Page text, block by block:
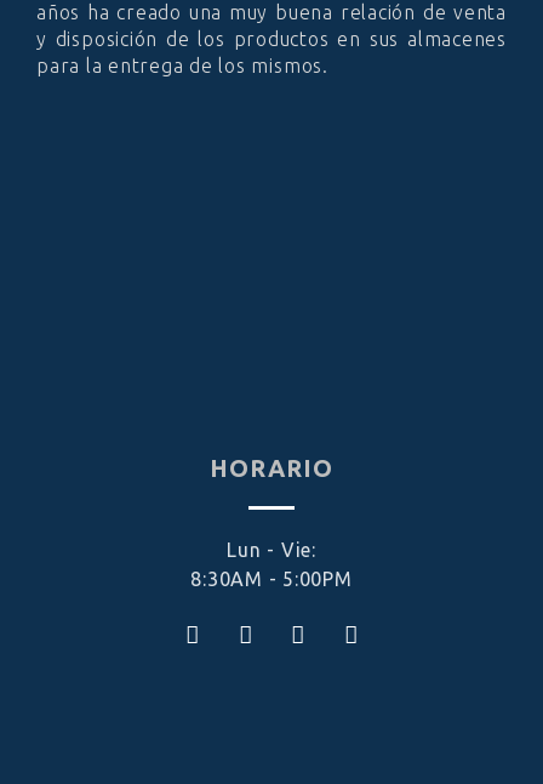
años ha creado una muy buena relación de venta
y disposición de los productos en sus almacenes
para la entrega de los mismos.
HORARIO
Lun - Vie:
8:30AM - 5:00PM